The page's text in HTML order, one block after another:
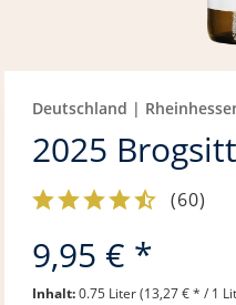
Deutschland |
2025
(60)
9,95 € *
Inhalt:0.75 Liter (13,27 € * / 1